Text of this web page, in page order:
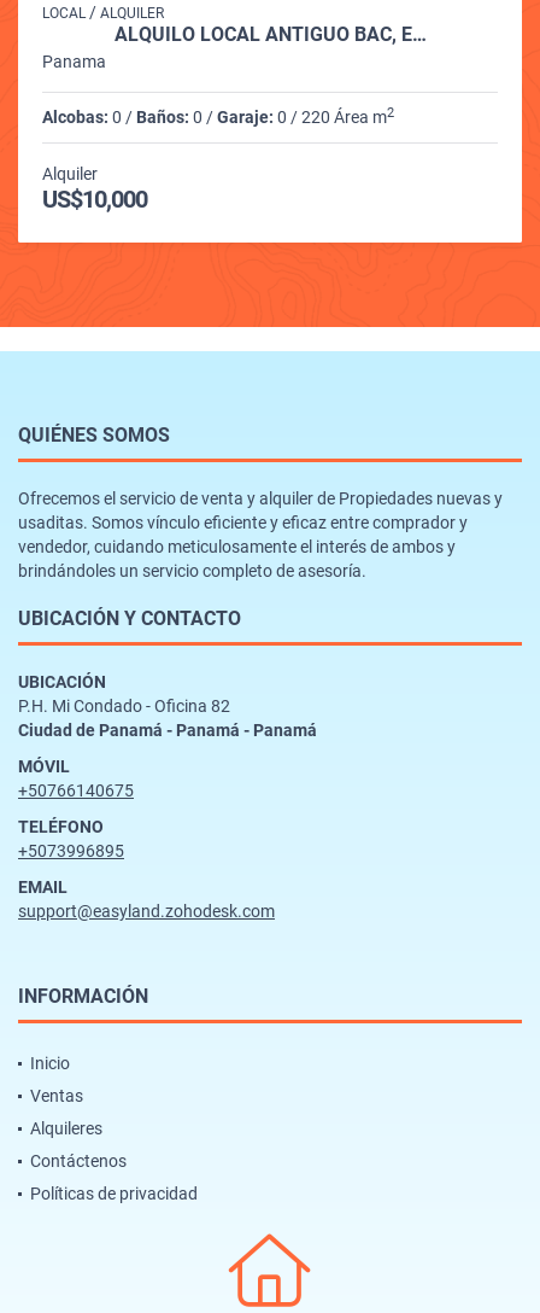
LOCAL / ALQUILER
ALQUILO LOCAL ANTIGUO BAC, E…
Panama
Alcobas: 0 / Baños: 0 /Garaje: 0 / 220 Área m2
Alquiler
US$10,000
QUIÉNES SOMOS
Ofrecemos el servicio de venta y alquiler de Propiedades nuevas y
usaditas. Somos vínculo eficiente y eficaz entre comprador y
vendedor, cuidando meticulosamente el interés de ambos y
brindándoles un servicio completo de asesoría.
UBICACIÓN Y CONTACTO
UBICACIÓN
P.H. Mi Condado - Oficina 82
Ciudad de Panamá - Panamá - Panamá
MÓVIL
+50766140675
TELÉFONO
+5073996895
EMAIL
support@easyland.zohodesk.com
INFORMACIÓN
Inicio
Ventas
Alquileres
Contáctenos
Políticas de privacidad